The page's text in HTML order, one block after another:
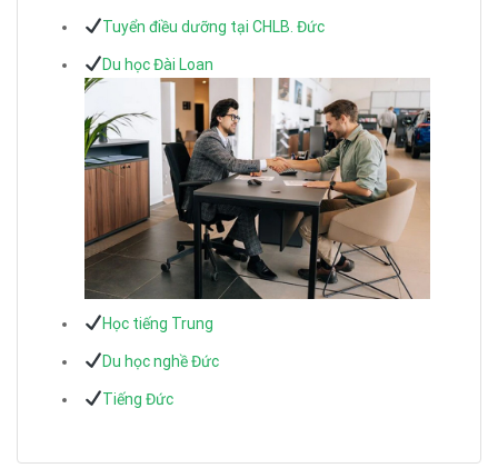
Tuyển điều dưỡng tại CHLB. Đức
Du học Đài Loan
Học tiếng Trung
Du học nghề Đức
Tiếng Đức